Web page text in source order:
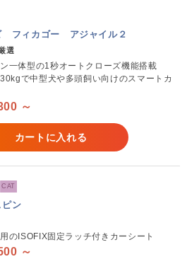
フィカゴー アジャイル２
選
一体型の1秒オートクローズ機能搭載
で中型犬や多頭飼い向けのスマートカ
～
カートに入れる
CAT
ピン
のISOFIX固定ラッチ付きカーシート
～